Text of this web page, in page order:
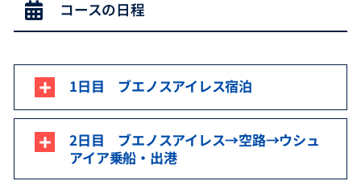
コースの日程
1日目 ブエノスアイレス宿泊
2日目 ブエノスアイレス→空路→ウシュ
アイア乗船・出港